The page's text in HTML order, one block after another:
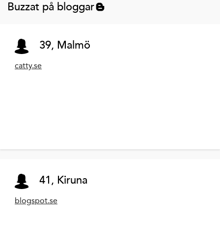
Buzzat på bloggar
39, Malmö
catty.se
41, Kiruna
blogspot.se